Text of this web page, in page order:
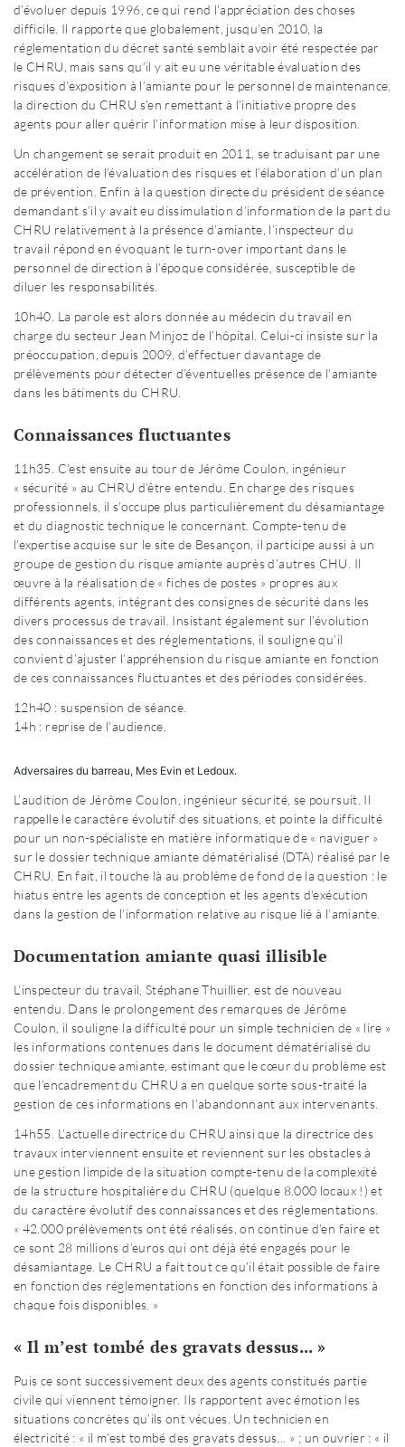
d’évoluer depuis 1996, ce qui rend l’appréciation des choses
difficile. Il rapporte que globalement, jusqu’en 2010, la
réglementation du décret santé semblait avoir été respectée par
le CHRU, mais sans qu’il y ait eu une véritable évaluation des
risques d’exposition à l’amiante pour le personnel de maintenance,
la direction du CHRU s’en remettant à l’initiative propre des
agents pour aller quérir l’information mise à leur disposition.
Un changement se serait produit en 2011, se traduisant par une
accélération de l’évaluation des risques et l’élaboration d’un plan
de prévention. Enfin à la question directe du président de séance
demandant s’il y avait eu dissimulation d’information de la part du
CHRU relativement à la présence d’amiante, l’inspecteur du
travail répond en évoquant le turn-over important dans le
personnel de direction à l’époque considérée, susceptible de
diluer les responsabilités.
10h40. La parole est alors donnée au médecin du travail en
charge du secteur Jean Minjoz de l’hôpital. Celui-ci insiste sur la
préoccupation, depuis 2009, d’effectuer davantage de
prélèvements pour détecter d’éventuelles présence de l’amiante
dans les bâtiments du CHRU.
Connaissances fluctuantes
11h35. C’est ensuite au tour de Jérôme Coulon, ingénieur
« sécurité » au CHRU d’être entendu. En charge des risques
professionnels, il s’occupe plus particulièrement du désamiantage
et du diagnostic technique le concernant. Compte-tenu de
l’expertise acquise sur le site de Besançon, il participe aussi à un
groupe de gestion du risque amiante auprès d’autres CHU. Il
œuvre à la réalisation de « fiches de postes » propres aux
différents agents, intégrant des consignes de sécurité dans les
divers processus de travail. Insistant également sur l’évolution
des connaissances et des réglementations, il souligne qu’il
convient d’ajuster l’appréhension du risque amiante en fonction
de ces connaissances fluctuantes et des périodes considérées.
12h40 : suspension de séance.
14h : reprise de l’audience.
Adversaires du barreau, Mes Evin et Ledoux.
L’audition de Jérôme Coulon, ingénieur sécurité, se poursuit. Il
rappelle le caractère évolutif des situations, et pointe la difficulté
pour un non-spécialiste en matière informatique de « naviguer »
sur le dossier technique amiante dématérialisé (DTA) réalisé par le
CHRU. En fait, il touche là au problème de fond de la question : le
hiatus entre les agents de conception et les agents d’exécution
dans la gestion de l’information relative au risque lié à l’amiante.
Documentation amiante quasi illisible
L’inspecteur du travail, Stéphane Thuillier, est de nouveau
entendu. Dans le prolongement des remarques de Jérôme
Coulon, il souligne la difficulté pour un simple technicien de « lire »
les informations contenues dans le document dématérialisé du
dossier technique amiante, estimant que le cœur du problème est
que l’encadrement du CHRU a en quelque sorte sous-traité la
gestion de ces informations en l’abandonnant aux intervenants.
14h55. L’actuelle directrice du CHRU ainsi que la directrice des
travaux interviennent ensuite et reviennent sur les obstacles à
une gestion limpide de la situation compte-tenu de la complexité
de la structure hospitalière du CHRU (quelque 8.000 locaux !) et
du caractère évolutif des connaissances et des réglementations.
« 42.000 prélèvements ont été réalisés, on continue d’en faire et
ce sont 28 millions d’euros qui ont déjà été engagés pour le
désamiantage. Le CHRU a fait tout ce qu’il était possible de faire
en fonction des réglementations en fonction des informations à
chaque fois disponibles. »
« Il m’est tombé des gravats dessus... »
Puis ce sont successivement deux des agents constitués partie
civile qui viennent témoigner. Ils rapportent avec émotion les
situations concrètes qu’ils ont vécues. Un technicien en
électricité : « il m’est tombé des gravats dessus... » ; un ouvrier : « il